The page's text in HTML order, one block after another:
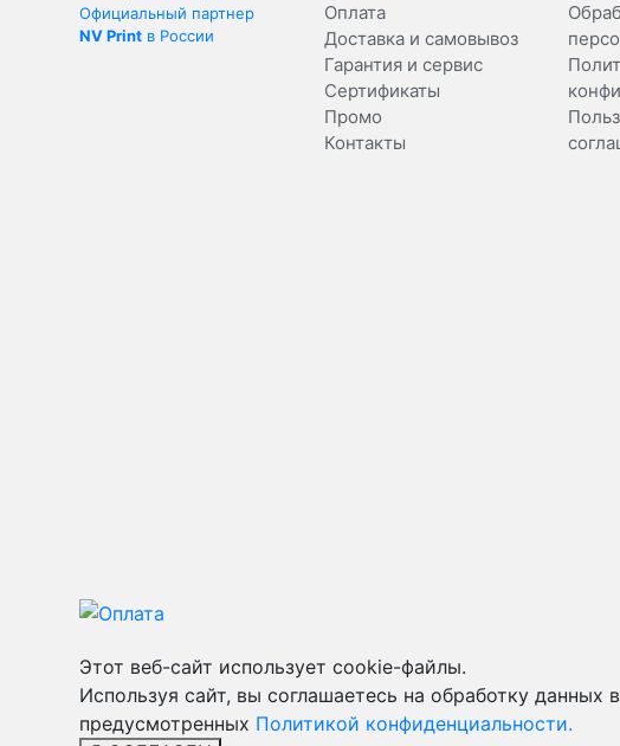
Официальный партнер
NV Print в России
Оплата
Доставка и самовывоз
Гарантия и сервис
Сертификаты
Промо
Контакты
Этот веб-сайт использует cookie-файлы.
Используя сайт, вы соглашаетесь на обработку
предусмотренных Политикой конфиденциальности.